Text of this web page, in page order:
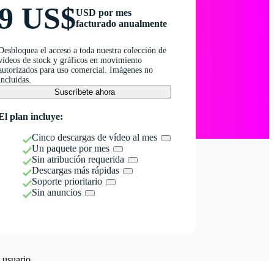
US$USD por mes
facturado anualmente
el acceso a toda nuestra colección de
de stock y gráficos en movimiento
para uso comercial. Imágenes no
Suscríbete ahora
plan incluye:
Cinco descargas de vídeo al mes
Un paquete por mes
Sin atribución requerida
Descargas más rápidas
Soporte prioritario
Sin anuncios